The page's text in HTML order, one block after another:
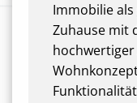
Immobilie
Zuhause mit